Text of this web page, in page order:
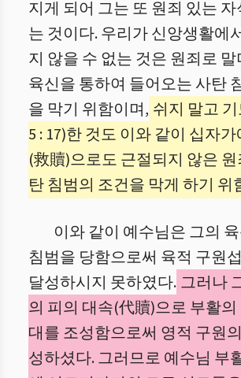
지게 되어 그는 또 원죄 있는 자
는 것이다. 우리가 신앙생활에
지 않을 수 없는 것은 원죄로
육신을 통하여 들어오는 사탄
을 막기 위함이며, 쉬지 말고
5 : 17)한 것도 이와 같이 십자
(救贖)으로도 근절되지 않은
탄 침범의 조건을 막게 하기 위
이와 같이 예수님은 그의
침범을 당함으로써 육적 구원
달성하시지 못하였다. 그러나
의 피의 대속(代贖)으로 부활의
대를 조성함으로써 영적 구원
성하셨다. 그러므로 예수님 부